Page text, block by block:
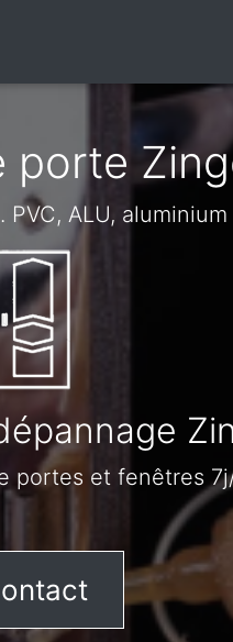
porte
ALU,
portes et fenêtres